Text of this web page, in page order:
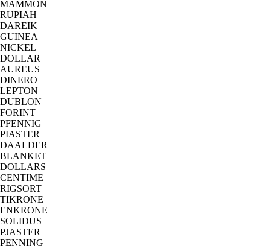
MAMMON
RUPIAH
DAREIK
GUINEA
NICKEL
DOLLAR
AUREUS
DINERO
LEPTON
DUBLON
FORINT
PFENNIG
PIASTER
DAALDER
BLANKET
DOLLARS
CENTIME
RIGSORT
TIKRONE
ENKRONE
SOLIDUS
PJASTER
PENNING